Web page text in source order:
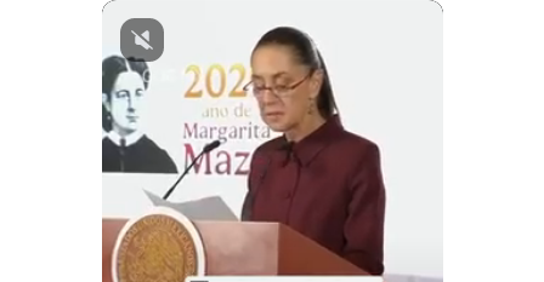
gestion.pe
Condiciones
Privacidad